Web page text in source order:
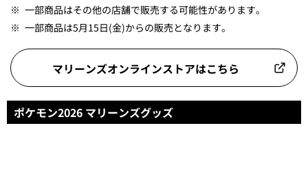
※ 一部商品はその他の店舗で販売する可能性があります。
※ 一部商品は5月15日(金)からの販売となります。
マリーンズオンラインストアはこちら
ポケモン2026 マリーンズグッズ